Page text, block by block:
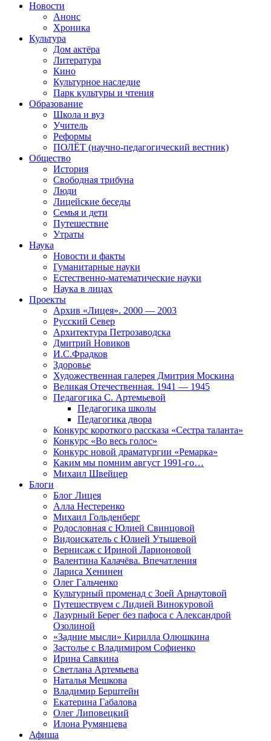
Новости
Анонс
Хроника
Культура
Дом актёра
Литература
Кино
Культурное наследие
Парк культуры и чтения
Образование
Школа и вуз
Учитель
Реформы
ПОЛЁТ (научно-педагогический вестник)
Общество
История
Свободная трибуна
Люди
Лицейские беседы
Семья и дети
Путешествие
Утраты
Наука
Новости и факты
Гуманитарные науки
Естественно-математические науки
Наука в лицах
Проекты
Архив «Лицея». 2000 — 2003
Русский Север
Архитектура Петрозаводска
Дмитрий Новиков
И.С.Фрадков
Здоровье
Художественная галерея Дмитрия Москина
Великая Отечественная. 1941 — 1945
Педагогика С. Артемьевой
Педагогика школы
Педагогика двора
Конкурс короткого рассказа «Сестра таланта»
Конкурс «Во весь голос»
Конкурс новой драматургии «Ремарка»
Каким мы помним август 1991-го…
Михаил Швейцер
Блоги
Блог Лицея
Алла Нестеренко
Михаил Гольденберг
Родословная с Юлией Свинцовой
Видоискатель с Юлией Утышевой
Вернисаж с Ириной Ларионовой
Валентина Калачёва. Впечатления
Лариса Хенинен
Олег Гальченко
Культурный променад с Зоей Арнаутовой
Путешествуем с Лидией Винокуровой
Лазурный Берег без пафоса с Александрой
Озолиной
«Задние мысли» Кирилла Олюшкина
Застолье с Владимиром Софиенко
Ирина Савкина
Светлана Артемьева
Наталья Мешкова
Владимир Берштейн
Екатерина Габалова
Олег Липовецкий
Илона Румянцева
Афиша